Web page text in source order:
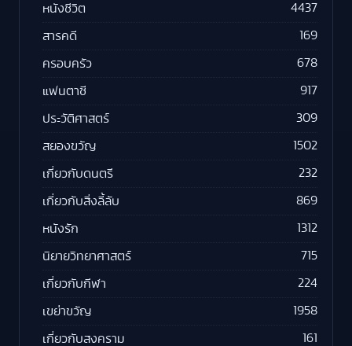
หนังชีวิต 4437
สารคดี 169
ครอบครัว 678
แฟนตาซี 917
ประวัติศาสตร์ 309
สยองขวัญ 1502
เกี่ยวกับดนตรี 232
เกี่ยวกับสิ่งลี้ลับ 869
หนังรัก 1312
นิยายวิทยาศาสตร์ 715
เกี่ยวกับกีฬา 224
เขย่าขวัญ 1958
เกี่ยวกับสงคราม 161